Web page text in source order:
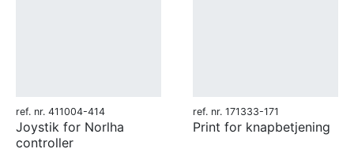
ref. nr. 411004-414
Joystik for Norlha
controller
ref. nr. 171333-171
Print for knapbetjening